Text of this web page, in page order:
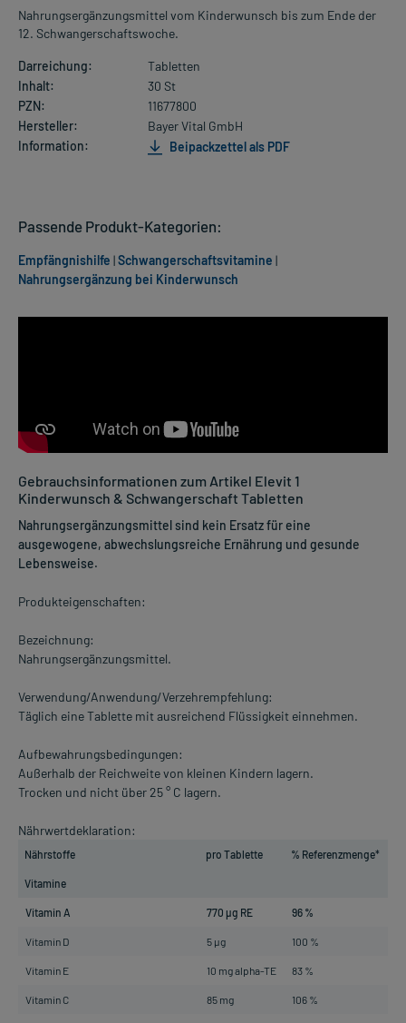
Nahrungsergänzungsmittel vom Kinderwunsch bis zum Ende der
12. Schwangerschaftswoche.
Darreichung:
Tabletten
Inhalt:
30 St
PZN:
11677800
Hersteller:
Bayer Vital GmbH
Information:
Beipackzettel als PDF
Gebrauchsinformationen zum Artikel Elevit 1
Kinderwunsch & Schwangerschaft Tabletten
Nahrungsergänzungsmittel sind kein Ersatz für eine
ausgewogene, abwechslungsreiche Ernährung und gesunde
Lebensweise.
Produkteigenschaften:
Bezeichnung:
Nahrungsergänzungsmittel.
Verwendung/Anwendung/Verzehrempfehlung:
Täglich eine Tablette mit ausreichend Flüssigkeit einnehmen.
Aufbewahrungsbedingungen:
Außerhalb der Reichweite von kleinen Kindern lagern.
Trocken und nicht über 25 ° C lagern.
Nährwertdeklaration:
Nährstoffe pro Tablette % Referenzmenge*
Vitamine
Vitamin A 770 µg RE 96 %
Vitamin D 5 µg 100 %
Vitamin E 10 mg alpha-TE 83 %
Vitamin C 85 mg 106 %
Passende Produkt-Kategorien:
Empfängnishilfe |Schwangerschaftsvitamine |
Nahrungsergänzung bei Kinderwunsch